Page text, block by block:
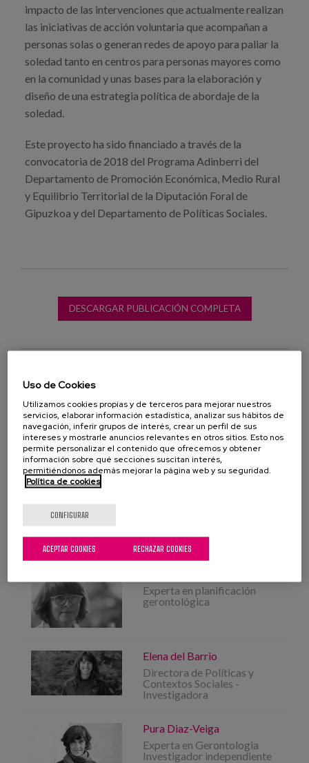
impacto de las intervenciones que actualmente realizan
las iniciativas de acción voluntaria que acompañan a
personas solas o generan redes de apoyo para paliar la
soledad tanto en centros para personas mayores como
en la comunidad y unas bases para la elaboración y
diseño de una estrategia política de abordaje de la
soledad.
Este proyecto ha sido financiado a través de la
convocatoria de 2018 del Programa Adinberri del
Departamento de Promoción Económica, Medio Rural
y Equilibrio Territorial de la Diputación Foral de
Gipuzkoa y del Departamento de Políticas Sociales.
DESCARGAR PUBLICACIÓN COMPLETA
Investigación cualitativa
investigación cuantitativa
evaluación de las intervenciones
Gipuzkoa
PROFESIONALES
Experta en planificación
gerontológica
Elena del Barrio
Directora de Políticas y
Contextos Sociales -
Investigadora
Pura Diaz-Veiga
Experta en Gerontologia
Investigador independiente
Uso de Cookies
Utilizamos cookies propias y de terceros para mejorar nuestros
servicios, elaborar información estadística, analizar sus hábitos de
navegación, inferir grupos de interés, crear un perfil de sus
intereses y mostrarle anuncios relevantes en otros sitios. Esto nos
permite personalizar el contenido que ofrecemos y obtener
información sobre qué secciones suscitan interés,
permitiéndonos además mejorar la página web y su seguridad.
Política de cookies
CONFIGURAR
RECHAZAR COOKIES
ACEPTAR COOKIES